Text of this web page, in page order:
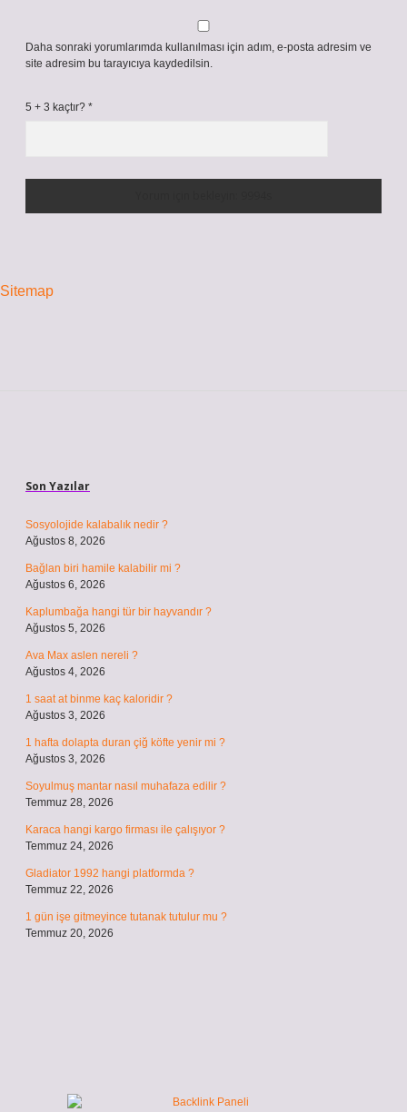
Daha sonraki yorumlarımda kullanılması için adım, e-posta adresim ve
site adresim bu tarayıcıya kaydedilsin.
5 + 3 kaçtır? *
Sitemap
Son Yazılar
Sosyolojide kalabalık nedir ?
Ağustos 8, 2026
Bağlan biri hamile kalabilir mi ?
Ağustos 6, 2026
Kaplumbağa hangi tür bir hayvandır ?
Ağustos 5, 2026
Ava Max aslen nereli ?
Ağustos 4, 2026
1 saat at binme kaç kaloridir ?
Ağustos 3, 2026
1 hafta dolapta duran çiğ köfte yenir mi ?
Ağustos 3, 2026
Soyulmuş mantar nasıl muhafaza edilir ?
Temmuz 28, 2026
Karaca hangi kargo firması ile çalışıyor ?
Temmuz 24, 2026
Gladiator 1992 hangi platformda ?
Temmuz 22, 2026
1 gün işe gitmeyince tutanak tutulur mu ?
Temmuz 20, 2026